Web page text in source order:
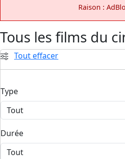
Raison :
Tous les films du
Tout effacer
Type
Durée